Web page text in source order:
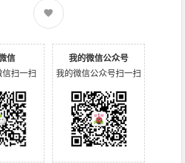
信
扫一扫
我的微信公众号
我的微信公众号扫一扫